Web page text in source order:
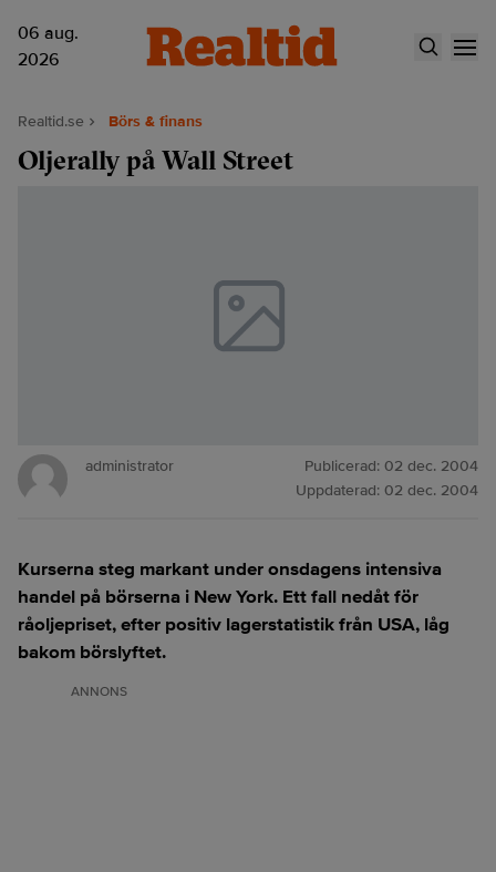
06 aug.
2026
Realtid.se Börs & finans
Oljerally på Wall Street
administrator Publicerad: 02 dec. 2004
Uppdaterad: 02 dec. 2004
Kurserna steg markant under onsdagens intensiva
handel på börserna i New York. Ett fall nedåt för
råoljepriset, efter positiv lagerstatistik från USA, låg
bakom börslyftet.
ANNONS